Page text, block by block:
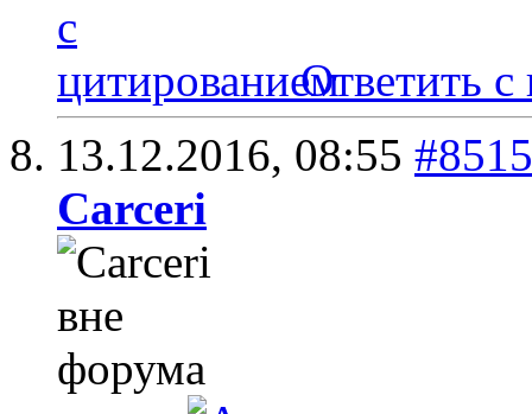
Ответить с
13.12.2016, 08:55 #8515
Carceri